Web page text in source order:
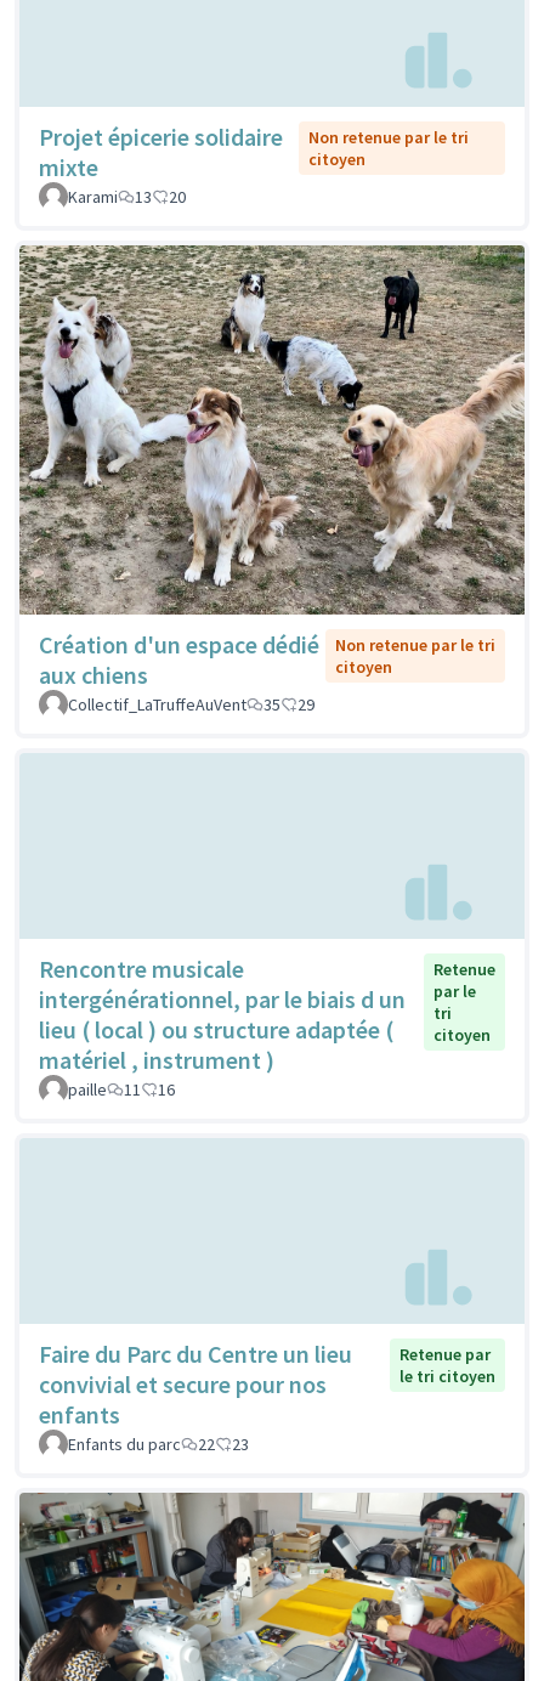
Projet épicerie solidaire
mixte
Non retenue par le tri
citoyen
Karami
13 20
Création d'un espace dédié
aux chiens
Non retenue par le tri
citoyen
Collectif_LaTruffeAuVent
35 29
Rencontre musicale
intergénérationnel, par le biais d un
lieu ( local ) ou structure adaptée (
matériel , instrument )
Retenue
par le
tri
citoyen
paille 11 16
Faire du Parc du Centre un lieu
convivial et secure pour nos
enfants
Retenue par
le tri citoyen
Enfants du parc 22 23